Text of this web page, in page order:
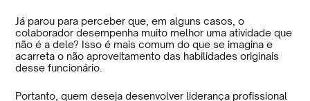
Já parou para perceber que, em alguns casos, o
colaborador desempenha muito melhor uma atividade que
não é a dele? Isso é mais comum do que se imagina e
acarreta o não aproveitamento das habilidades originais
desse funcionário.
Portanto, quem deseja desenvolver liderança profissional